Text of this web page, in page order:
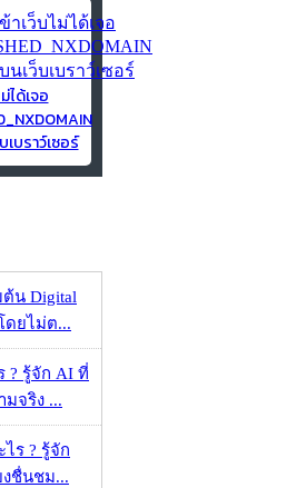
ได้เจอ
บราว์เซอร์
ต้น Digital
ดยไม่ต...
? รู้จัก AI ที่
จริง ...
ไร ? รู้จัก
งชื่นชม...